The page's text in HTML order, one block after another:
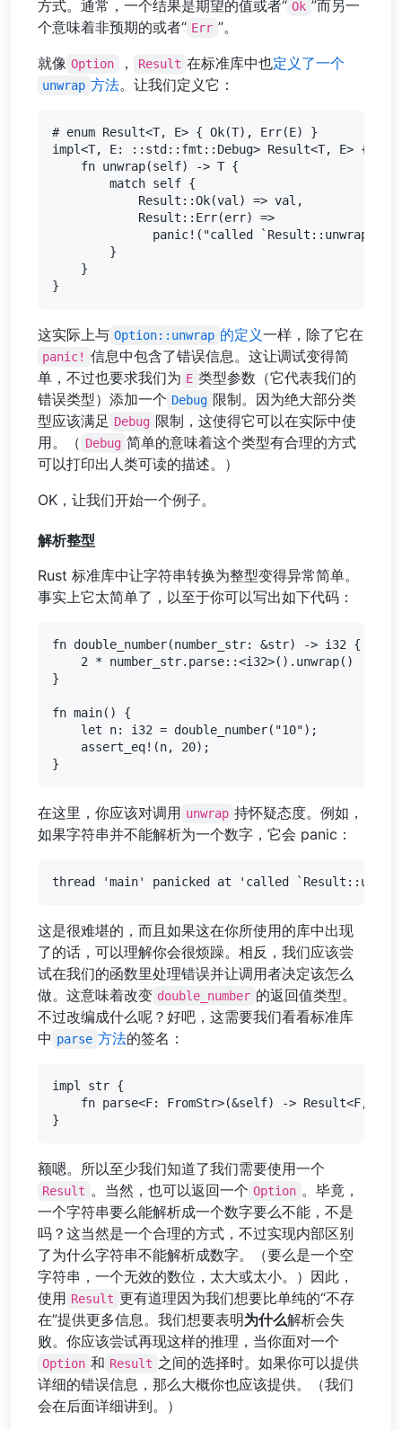
方式。通常，一个结果是期望的值或者“ Ok ”而另一
个意味着非预期的或者“ Err ”。
就像 Option ， Result 在标准库中也定义了一个
unwrap 方法。让我们定义它：
# enum Result<T, E> { Ok(T), Err(E) }
impl<T, E: ::std::fmt::Debug> Result<T, E> {
    fn unwrap(self) -> T {
        match self {
            Result::Ok(val) => val,
            Result::Err(err) =>
panic!("called `Result::unwrap()`
        }
    }
这实际上与 Option::unwrap 的定义一样，除了它在
panic! 信息中包含了错误信息。这让调试变得简
单，不过也要求我们为 E 类型参数（它代表我们的
错误类型）添加一个 Debug 限制。因为绝大部分类
型应该满足 Debug 限制，这使得它可以在实际中使
用。（ Debug 简单的意味着这个类型有合理的方式
可以打印出人类可读的描述。）
OK，让我们开始一个例子。
解析整型
Rust 标准库中让字符串转换为整型变得异常简单。
事实上它太简单了，以至于你可以写出如下代码：
fn double_number(number_str: &str) -> i32 {
    2 * number_str.parse::<i32>().unwrap()
}
fn main() {
    let n: i32 = double_number("10");
    assert_eq!(n, 20);
在这里，你应该对调用 unwrap 持怀疑态度。例如，
如果字符串并不能解析为一个数字，它会 panic：
这是很难堪的，而且如果这在你所使用的库中出现
了的话，可以理解你会很烦躁。相反，我们应该尝
试在我们的函数里处理错误并让调用者决定该怎么
做。这意味着改变 double_number 的返回值类型。
不过改编成什么呢？好吧，这需要我们看看标准库
中 parse 方法的签名：
impl str {
fn parse<F: FromStr>(&self) -> Result<F,
额嗯。所以至少我们知道了我们需要使用一个
Result 。当然，也可以返回一个 Option 。毕竟，
一个字符串要么能解析成一个数字要么不能，不是
吗？这当然是一个合理的方式，不过实现内部区别
了为什么字符串不能解析成数字。（要么是一个空
字符串，一个无效的数位，太大或太小。）因此，
使用 Result 更有道理因为我们想要比单纯的“不存
在”提供更多信息。我们想要表明为什么解析会失
败。你应该尝试再现这样的推理，当你面对一个
Option 和 Result 之间的选择时。如果你可以提供
详细的错误信息，那么大概你也应该提供。（我们
会在后面详细讲到。）